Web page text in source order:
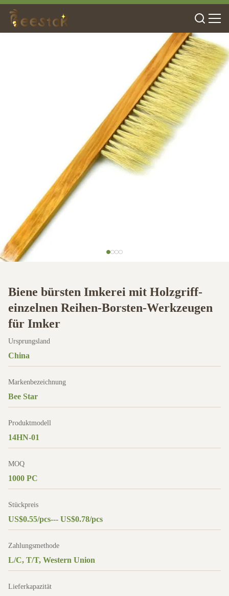
Biene bürsten Imkerei mit Holzgriff-
einzelnen Reihen-Borsten-Werkzeugen
für Imker
Ursprungsland
China
Markenbezeichnung
Bee Star
Produktmodell
14HN-01
MOQ
1000 PC
Stückpreis
US$0.55/pcs--- US$0.78/pcs
Zahlungsmethode
L/C, T/T, Western Union
Lieferkapazität